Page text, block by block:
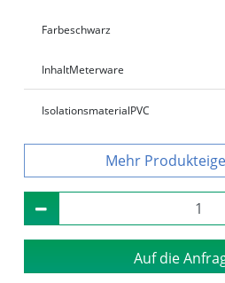
Farbeschwarz
InhaltMeterware
IsolationsmaterialPVC
Auf die